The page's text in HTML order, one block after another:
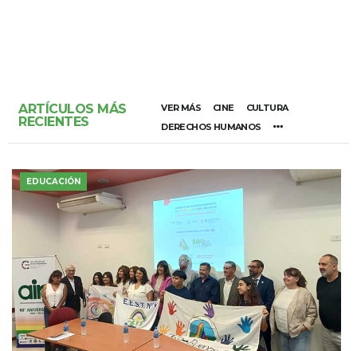
ARTÍCULOS MÁS
RECIENTES
VER MÁS CINE
CULTURA
DERECHOS HUMANOS
EDUCACIÓN